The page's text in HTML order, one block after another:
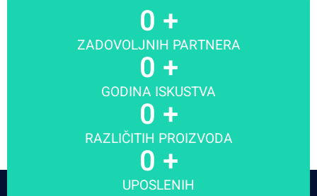
ZADOVOLJNIH PARTNERA
0 +
GODINA ISKUSTVA
0 +
RAZLIČITIH PROIZVODA
0 +
UPOSLENIH
0 +